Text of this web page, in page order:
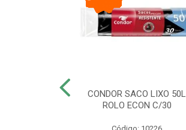
CONDOR SACO LIXO 50L
ROLO ECON C/30